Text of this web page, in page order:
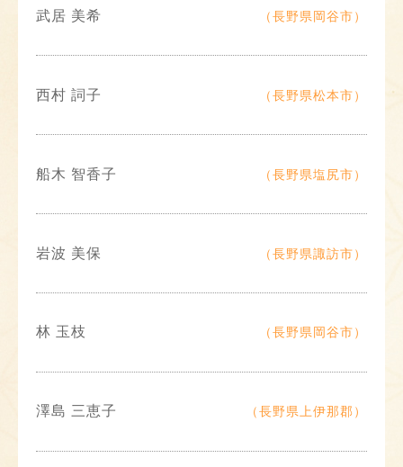
武居 美希 （長野県岡谷市）
西村 詞子 （長野県松本市）
船木 智香子 （長野県塩尻市）
岩波 美保 （長野県諏訪市）
林 玉枝 （長野県岡谷市）
澤島 三恵子 （長野県上伊那郡）